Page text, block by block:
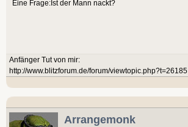
Eine Frage:Ist der Mann nackt?
Anfänger Tut von mir:
http://www.blitzforum.de/forum/viewtopic.php?t=26185
Arrangemonk